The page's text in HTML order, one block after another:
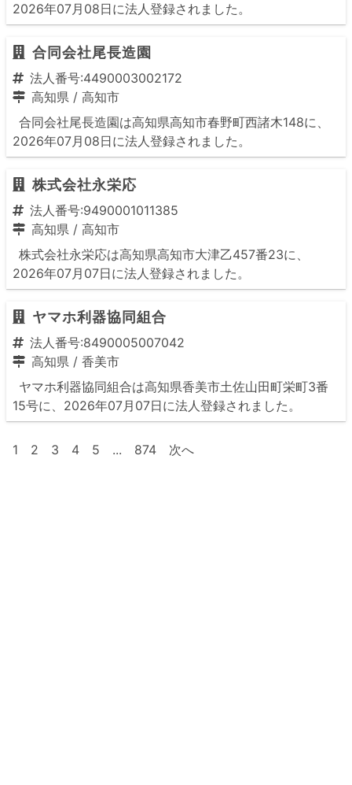
2026年07月08日に法人登録されました。
合同会社尾長造園
法人番号:4490003002172
高知県 / 高知市
合同会社尾長造園は高知県高知市春野町西諸木148に、
2026年07月08日に法人登録されました。
株式会社永栄応
法人番号:9490001011385
高知県 / 高知市
株式会社永栄応は高知県高知市大津乙457番23に、
2026年07月07日に法人登録されました。
ヤマホ利器協同組合
法人番号:8490005007042
高知県 / 香美市
ヤマホ利器協同組合は高知県香美市土佐山田町栄町3番
15号に、2026年07月07日に法人登録されました。
1 2 3 4 5 ... 874 次へ